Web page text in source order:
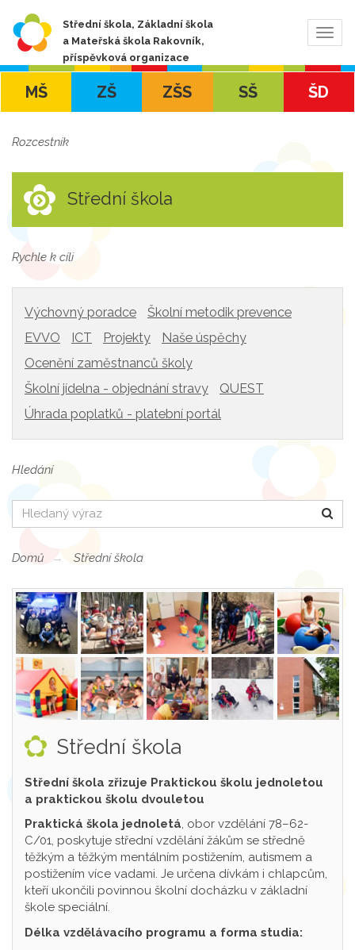
Střední škola, Základní škola
a Mateřská škola Rakovník,
příspěvková organizace
MŠ ZŠ ZŠS SŠ ŠD
Rozcestník
Střední škola
Rychle k cíli
Výchovný poradce
Školní metodik prevence
EVVO
ICT Projekty
Naše úspěchy
Ocenění zaměstnanců školy
Školní jídelna - objednání stravy
QUEST
Úhrada poplatků - platební portál
Hledání
Hledat
Domů Střední škola
Střední škola
Střední škola zřizuje Praktickou školu jednoletou
a praktickou školu dvouletou
Praktická škola jednoletá, obor vzdělání 78–62-
C/01, poskytuje střední vzdělání žákům se středně
těžkým a těžkým mentálním postižením, autismem a
postižením více vadami. Je určena dívkám i chlapcům,
kteří ukončili povinnou školní docházku v základní
škole speciální.
Délka vzdělávacího programu a forma studia: